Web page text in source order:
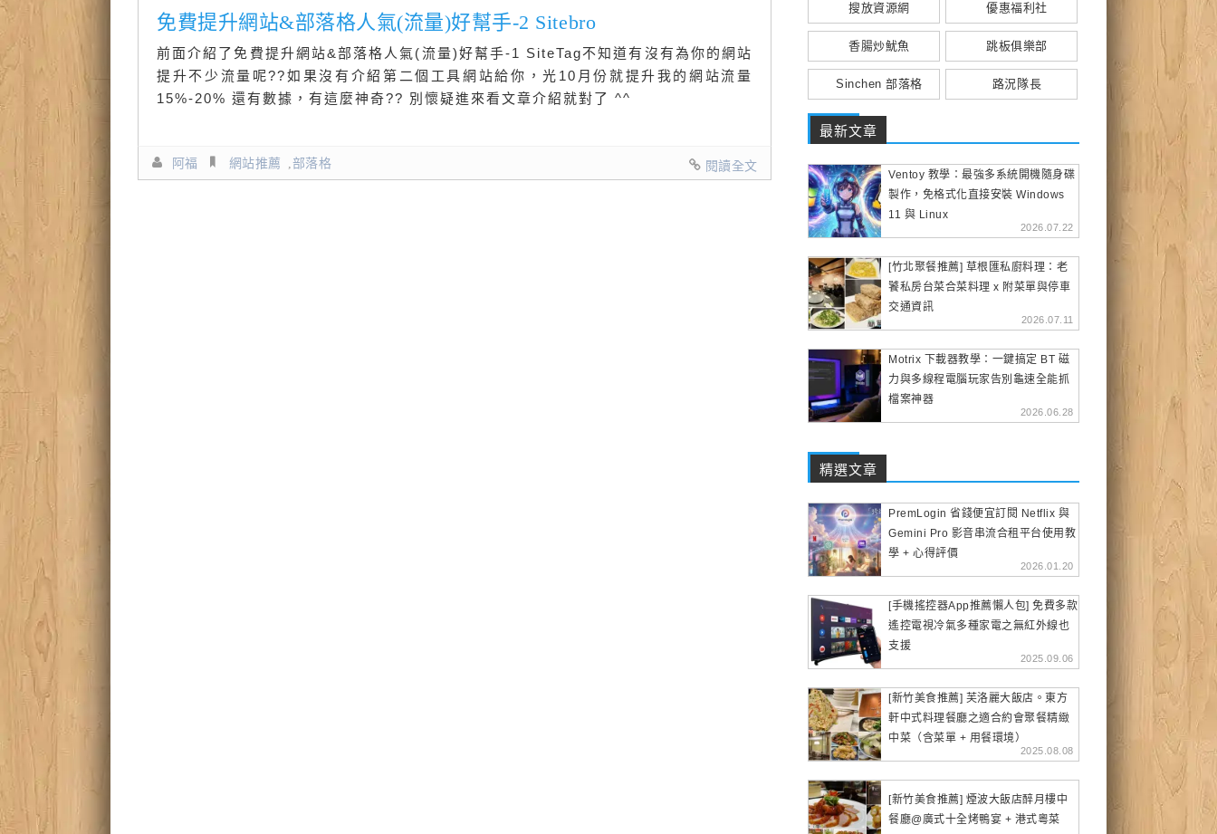
免費提升網站&部落格人氣(流量)好幫手-2 Sitebro
前面介紹了免費提升網站&部落格人氣(流量)好幫手-1 SiteTag不知道有沒有為你的網站
提升不少流量呢??如果沒有介紹第二個工具網站給你，光10月份就提升我的網站流量
15%-20% 還有數據，有這麼神奇?? 別懷疑進來看文章介紹就對了 ^^
阿福 網站推薦 部落格 閱讀全文
搜放資源網 優惠福利社
香腸炒魷魚 跳板俱樂部
Sinchen 部落格 路況隊長
最新文章
Ventoy 教學：最強多系統開機隨身碟
製作，免格式化直接安裝 Windows
11 與 Linux
2026.07.22
[竹北聚餐推薦] 草根匯私廚料理：老
饕私房台菜合菜料理 x 附菜單與停車
交通資訊
2026.07.11
Motrix 下載器教學：一鍵搞定 BT 磁
力與多線程電腦玩家告別龜速全能抓
檔案神器
2026.06.28
精選文章
PremLogin 省錢便宜訂閱 Netflix 與
Gemini Pro 影音串流合租平台使用教
學 + 心得評價
2026.01.20
[手機搖控器App推薦懶人包] 免費多款
遙控電視冷氣多種家電之無紅外線也
支援
2025.09.06
[新竹美食推薦] 芙洛麗大飯店。東方
軒中式料理餐廳之適合約會聚餐精緻
中菜（含菜單 + 用餐環境）
2025.08.08
[新竹美食推薦] 煙波大飯店醉月樓中
餐廳@廣式十全烤鴨宴 + 港式粵菜